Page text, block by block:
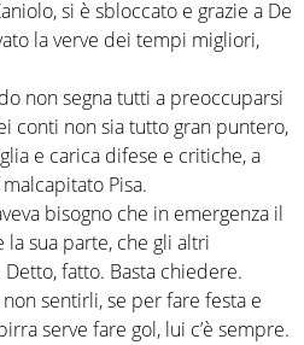
si è sbloccato e grazie a De
la verve dei tempi migliori,
non segna tutti a preoccuparsi
conti non sia tutto gran puntero,
e carica difese e critiche, a
Pisa.
bisogno che in emergenza il
sua parte, che gli altri
fatto. Basta chiedere.
sentirli, se per fare festa e
serve fare gol, lui c’è sempre.